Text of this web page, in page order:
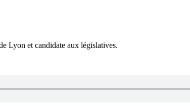
Lyon et candidate aux législatives.